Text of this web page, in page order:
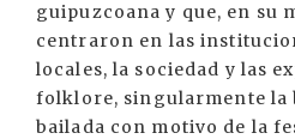
guipuzcoana y que, en su
centraron en las
locales, la sociedad y las
folklore, singularmente la
bailada con motivo de la